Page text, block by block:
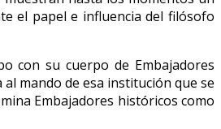
el papel e influencia del filósofo
con su cuerpo de Embajadores
mando de esa institución que se
Embajadores históricos como